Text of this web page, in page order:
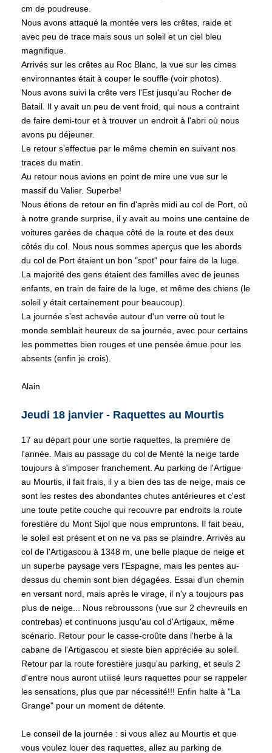
cm de poudreuse.
Nous avons attaqué la montée vers les crêtes, raide et
avec peu de trace mais sous un soleil et un ciel bleu
magnifique.
Arrivés sur les crêtes au Roc Blanc, la vue sur les cimes
environnantes était à couper le souffle (voir photos).
Nous avons suivi la crête vers l'Est jusqu'au Rocher de
Batail. Il y avait un peu de vent froid, qui nous a contraint
de faire demi-tour et à trouver un endroit à l'abri où nous
avons pu déjeuner.
Le retour s’effectue par le même chemin en suivant nos
traces du matin.
Au retour nous avions en point de mire une vue sur le
massif du Valier. Superbe!
Nous étions de retour en fin d'après midi au col de Port, où
à notre grande surprise, il y avait au moins une centaine de
voitures garées de chaque côté de la route et des deux
côtés du col. Nous nous sommes aperçus que les abords
du col de Port étaient un bon "spot" pour faire de la luge.
La majorité des gens étaient des familles avec de jeunes
enfants, en train de faire de la luge, et même des chiens (le
soleil y était certainement pour beaucoup).
La journée s’est achevée autour d'un verre où tout le
monde semblait heureux de sa journée, avec pour certains
les pommettes bien rouges et une pensée émue pour les
absents (enfin je crois).
Alain
Jeudi 18 janvier - Raquettes au Mourtis
17 au départ pour une sortie raquettes, la première de
l'année. Mais au passage du col de Menté la neige tarde
toujours à s'imposer franchement. Au parking de l'Artigue
au Mourtis, il fait frais, il y a bien des tas de neige, mais ce
sont les restes des abondantes chutes antérieures et c'est
une toute petite couche qui recouvre par endroits la route
forestière du Mont Sijol que nous empruntons. Il fait beau,
le soleil est présent et on ne va pas se plaindre. Arrivés au
col de l'Artigascou à 1348 m, une belle plaque de neige et
un superbe paysage vers l'Espagne, mais les pentes au-
dessus du chemin sont bien dégagées. Essai d'un chemin
en versant nord, mais après le virage, il n'y a toujours pas
plus de neige... Nous rebroussons (vue sur 2 chevreuils en
contrebas) et continuons jusqu'au col d'Artigaux, même
scénario. Retour pour le casse-croûte dans l'herbe à la
cabane de l'Artigascou et sieste bien appréciée au soleil.
Retour par la route forestière jusqu'au parking, et seuls 2
d'entre nous auront utilisé leurs raquettes pour se rappeler
les sensations, plus que par nécessité!!! Enfin halte à "La
Grange" pour un moment de détente.
Le conseil de la journée : si vous allez au Mourtis et que
vous voulez louer des raquettes, allez au parking de